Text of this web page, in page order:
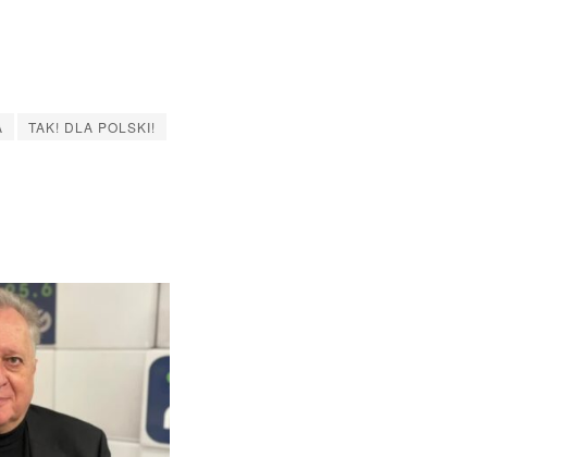
TAK! DLA POLSKI!